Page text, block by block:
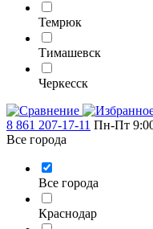
Темрюк
Тимашевск
Черкесск
8 861 207-17-11 Пн-Пт
Все города
Все города
Краснодар